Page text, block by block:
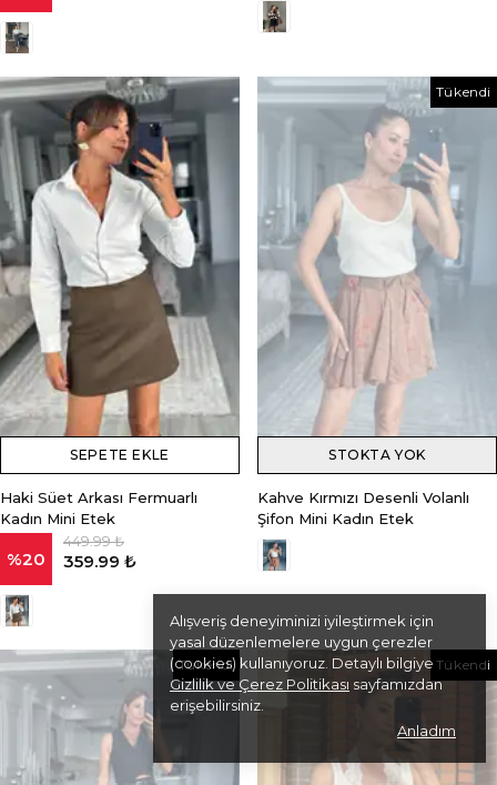
Alışveriş deneyiminizi iyileştirmek için
yasal düzenlemelere uygun çerezler
(cookies) kullanıyoruz. Detaylı bilgiye
Gizlilik ve Çerez Politikası sayfamızdan
erişebilirsiniz.
Anladım
SEPETE EKLE
Haki Süet Arkası Fermuarlı
Kadın Mini Etek
%20
449.99 ₺
359.99 ₺
Tükendi
STOKTA YOK
Kahve Kırmızı Desenli Volanlı
Şifon Mini Kadın Etek
Tükendi Tükendi